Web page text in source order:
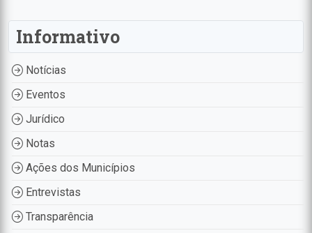
Informativo
Notícias
Eventos
Jurídico
Notas
Ações dos Municípios
Entrevistas
Transparência